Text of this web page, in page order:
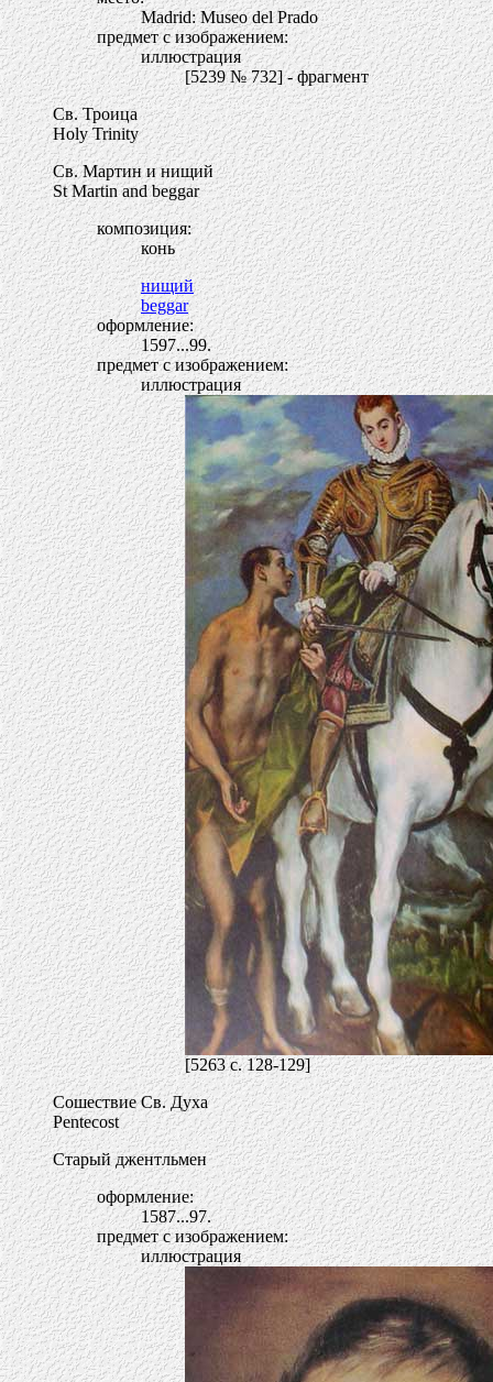
Madrid: Museo del Prado
предмет с изображением:
иллюстрация
[5239 № 732] - фрагмент
Св. Троица
Holy Trinity
Св. Мартин и нищий
St Martin and beggar
композиция:
конь
нищий
beggar
оформление:
1597...99.
предмет с изображением:
иллюстрация
[5263 c. 128-129]
Сошествие Св. Духа
Pentecost
Старый джентльмен
оформление:
1587...97.
предмет с изображением:
иллюстрация